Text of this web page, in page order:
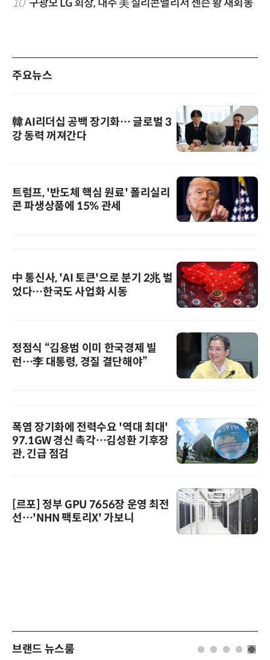
10 구광모 LG 회장, 내주 美 실리콘밸리서 젠슨 황 재회동
주요뉴스
韓 AI리더십 공백 장기화… 글로벌 3
강 동력 꺼져간다
트럼프, '반도체 핵심 원료' 폴리실리
콘 파생상품에 15% 관세
中 통신사, 'AI 토큰'으로 분기 2兆 벌
었다…한국도 사업화 시동
정점식 “김용범 이미 한국경제 빌
런…李 대통령, 경질 결단해야”
폭염 장기화에 전력수요 '역대 최대'
97.1GW 경신 촉각…김성환 기후장
관, 긴급 점검
[르포] 정부 GPU 7656장 운영 최전
선…'NHN 팩토리X' 가보니
브랜드 뉴스룸